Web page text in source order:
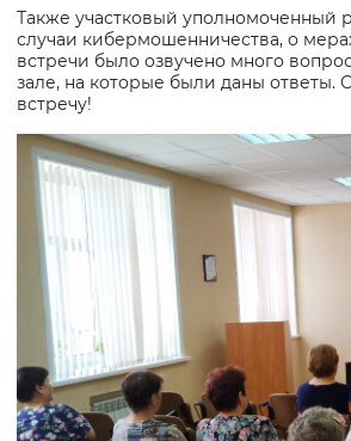
Также участковый уполномоченный
случаи кибермошенничества, о
встречи было озвучено много
зале, на которые были даны ответы.
встречу!